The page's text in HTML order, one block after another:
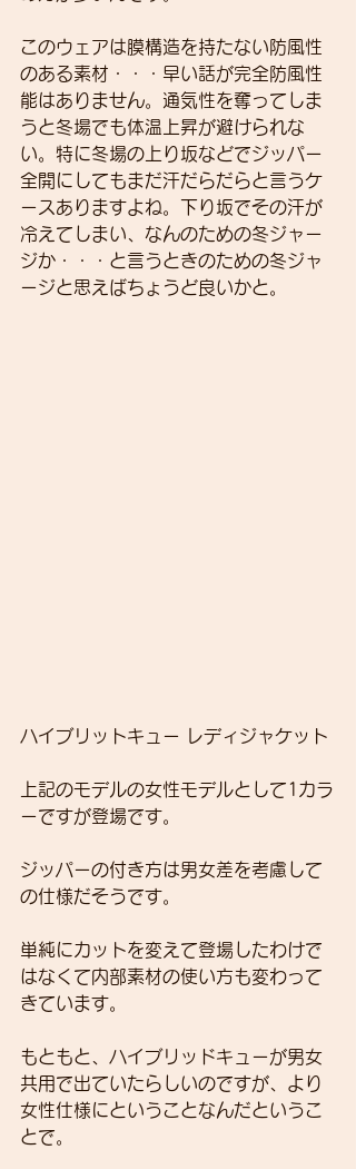
このウェアは膜構造を持たない防風性
のある素材・・・早い話が完全防風性
能はありません。通気性を奪ってしま
うと冬場でも体温上昇が避けられな
い。特に冬場の上り坂などでジッパー
全開にしてもまだ汗だらだらと言うケ
ースありますよね。下り坂でその汗が
冷えてしまい、なんのための冬ジャー
ジか・・・と言うときのための冬ジャ
ージと思えばちょうど良いかと。
ハイブリットキュー レディジャケット
上記のモデルの女性モデルとして1カラ
ーですが登場です。
ジッパーの付き方は男女差を考慮して
の仕様だそうです。
単純にカットを変えて登場したわけで
はなくて内部素材の使い方も変わって
きています。
もともと、ハイブリッドキューが男女
共用で出ていたらしいのですが、より
女性仕様にということなんだというこ
とで。